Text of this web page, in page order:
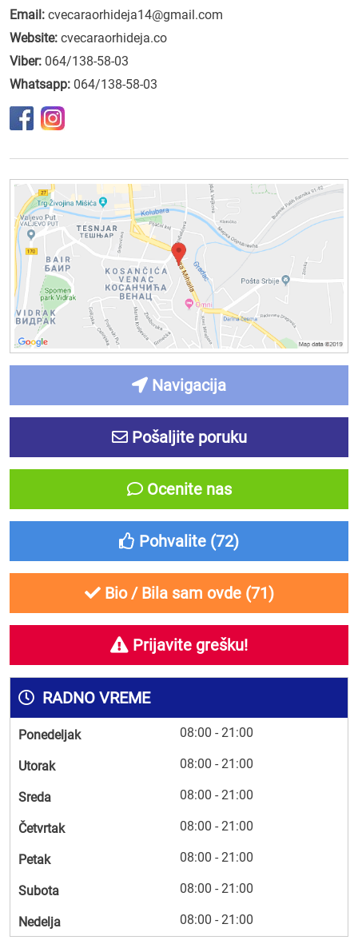
Email: cvecaraorhideja14@gmail.com
Website: cvecaraorhideja.co
Viber: 064/138-58-03
Whatsapp: 064/138-58-03
Navigacija
Pošaljite poruku
Ocenite nas
Pohvalite (72)
Bio / Bila sam ovde (71)
Prijavite grešku!
RADNO VREME
Ponedeljak 08:00 - 21:00
Utorak 08:00 - 21:00
Sreda 08:00 - 21:00
Četvrtak 08:00 - 21:00
Petak 08:00 - 21:00
Subota 08:00 - 21:00
Nedelja 08:00 - 21:00